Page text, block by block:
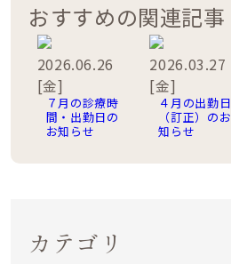
おすすめの関連記事
2026.06.26
[金]
７月の診療時
間・出勤日の
お知らせ
2026.03.27
[金]
４月の出勤日
（訂正）のお
知らせ
カテゴリ